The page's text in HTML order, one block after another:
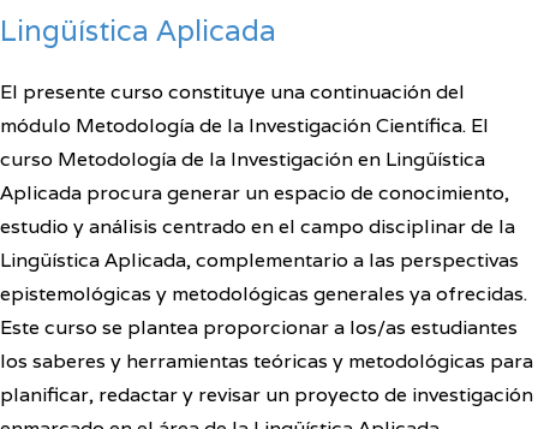
Lingüística Aplicada
El presente curso constituye una continuación del
módulo Metodología de la Investigación Científica. El
curso Metodología de la Investigación en Lingüística
Aplicada procura generar un espacio de conocimiento,
estudio y análisis centrado en el campo disciplinar de la
Lingüística Aplicada, complementario a las perspectivas
epistemológicas y metodológicas generales ya ofrecidas.
Este curso se plantea proporcionar a los/as estudiantes
los saberes y herramientas teóricas y metodológicas para
planificar, redactar y revisar un proyecto de investigación